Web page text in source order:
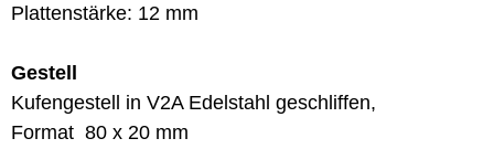
Plattenstärke: 12 mm
Gestell
Kufengestell in V2A Edelstahl geschliffen,
Format 80 x 20 mm